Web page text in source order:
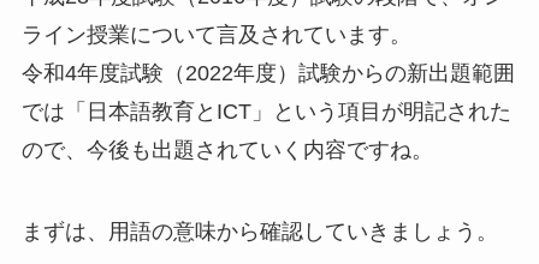
ライン授業について言及されています。
令和4年度試験（2022年度）試験からの新出題範囲
では「日本語教育とICT」という項目が明記された
ので、今後も出題されていく内容ですね。
まずは、用語の意味から確認していきましょう。